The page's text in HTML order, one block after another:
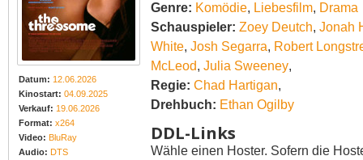
Datum: 12.06.2026
Kinostart: 04.09.2025
Verkauf: 19.06.2026
Format: x264
Video: BluRay
Audio: DTS
Genre: Komödie, Liebesfilm, Drama
Schauspieler: Zoey Deutch, Jonah
White, Josh Segarra, Robert
McLeod, Julia Sweeney,
Regie: Chad Hartigan,
Drehbuch: Ethan Ogilby
DDL-Links
Wähle einen Hoster. Sofern die